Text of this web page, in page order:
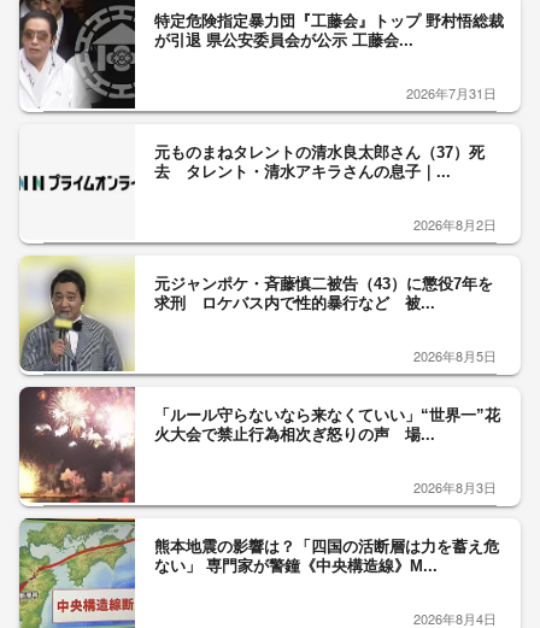
特定危険指定暴力団『工藤会』トップ 野村悟総裁
が引退 県公安委員会が公示 工藤会...
2026年7月31日
元ものまねタレントの清水良太郎さん（37）死
去 タレント・清水アキラさんの息子｜...
2026年8月2日
元ジャンポケ・斉藤慎二被告（43）に懲役7年を
求刑 ロケバス内で性的暴行など 被...
2026年8月5日
「ルール守らないなら来なくていい」“世界一”花
火大会で禁止行為相次ぎ怒りの声 場...
2026年8月3日
熊本地震の影響は？「四国の活断層は力を蓄え危
ない」 専門家が警鐘《中央構造線》M...
2026年8月4日